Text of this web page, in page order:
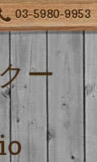
03-5980-9953
ー